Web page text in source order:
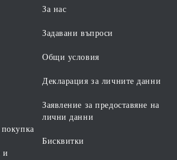
За нас
Задавани въпроси
Общи условия
покупка
и
Декларация за личните данни
Заявление за предоставяне на
лични данни
Бисквитки